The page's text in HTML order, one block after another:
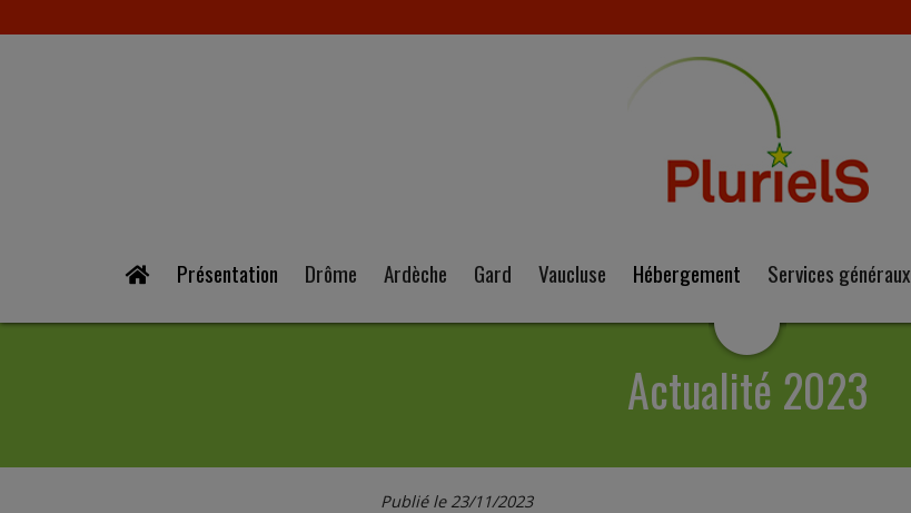
Présentation Drôme Ardèche Gard Vaucluse Hébergement Services généraux
Actualité 2023
Publié le 23/11/2023